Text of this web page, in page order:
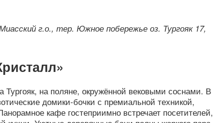
г.о., тер. Южное побережье оз. Тургояк 17,
Тургояк, на поляне, окружённой вековыми соснами. В
домики-бочки с премиальной техникой,
кафе гостеприимно встречает посетителей,